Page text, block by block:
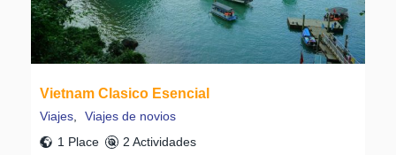
Vietnam Clasico Esencial
Viajes
Viajes de novios
1 Place
2 Actividades